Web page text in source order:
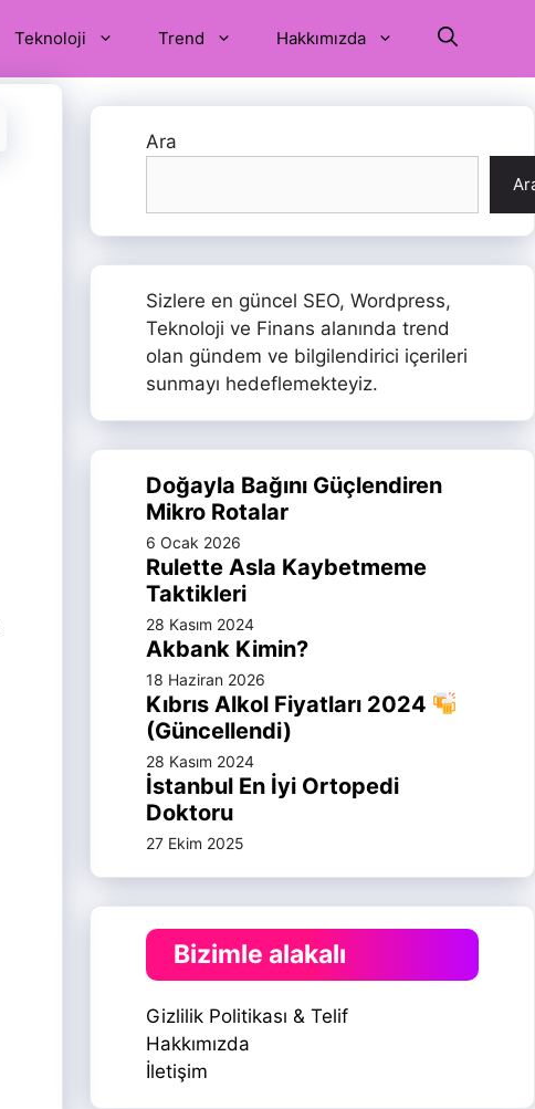
Teknoloji Trend Hakkımızda
Ara
Sizlere en güncel SEO, Wordpress,
Teknoloji ve Finans alanında trend
olan gündem ve bilgilendirici içerileri
sunmayı hedeflemekteyiz.
Doğayla Bağını Güçlendiren
Mikro Rotalar
6 Ocak 2026
Rulette Asla Kaybetmeme
Taktikleri
28 Kasım 2024
Akbank Kimin?
18 Haziran 2026
Kıbrıs Alkol Fiyatları 2024
(Güncellendi)
28 Kasım 2024
İstanbul En İyi Ortopedi
Doktoru
27 Ekim 2025
Bizimle alakalı
Gizlilik Politikası & Telif
Hakkımızda
İletişim